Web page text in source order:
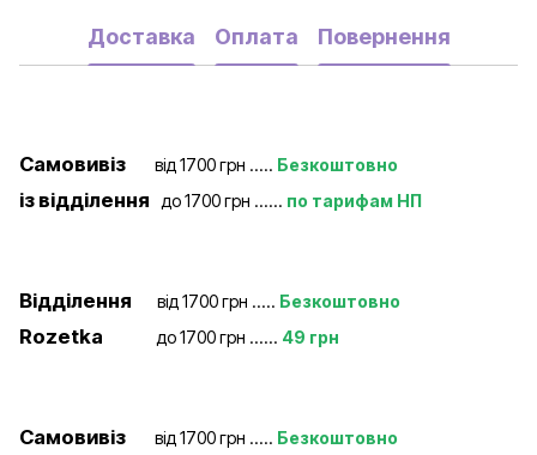
Доставка Оплата Повернення
Самовивіз від 1700 грн ..... Безкоштовно
із відділення до 1700 грн ...... по тарифам НП
Відділення від 1700 грн ..... Безкоштовно
Rozetka до 1700 грн ...... 49 грн
Самовивіз від 1700 грн ..... Безкоштовно